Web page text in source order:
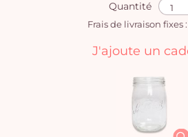
Quantité
Frais de livraison fixes
J'ajoute un